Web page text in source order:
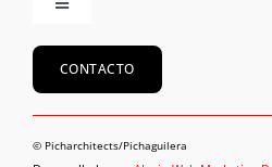
Toggle
Inicio
CONTACTO
© Picharchitects/Pichaguilera